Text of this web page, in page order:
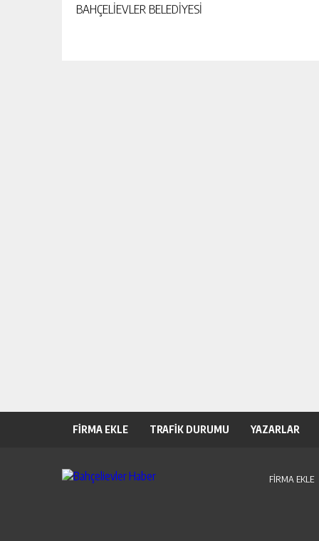
BAHÇELİEVLER BELEDİYESİ
FİRMA EKLE TRAFİK DURUMU YAZARLAR
FİRMA EKLE